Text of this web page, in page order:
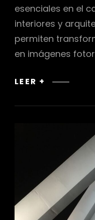
esenciales en el
interiores y
permiten
en imágenes
LEER +
REALISMO